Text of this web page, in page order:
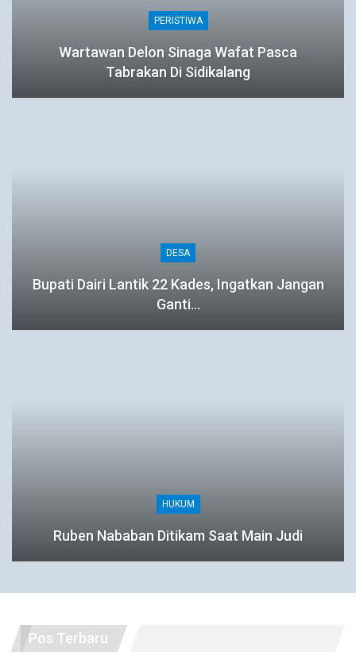
PERISTIWA
Wartawan Delon Sinaga Wafat Pasca
Tabrakan Di Sidikalang
DESA
Bupati Dairi Lantik 22 Kades, Ingatkan Jangan
Ganti…
HUKUM
Ruben Nababan Ditikam Saat Main Judi
Pos Terbaru